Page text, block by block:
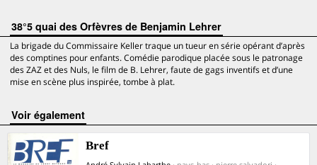
38°5 quai des Orfèvres de Benjamin Lehrer
La brigade du Commissaire Keller traque un tueur en série opérant d’après
des comptines pour enfants. Comédie parodique placée sous le patronage
des ZAZ et des Nuls, le film de B. Lehrer, faute de gags inventifs et d’une
mise en scène plus inspirée, tombe à plat.
voir également
Bref